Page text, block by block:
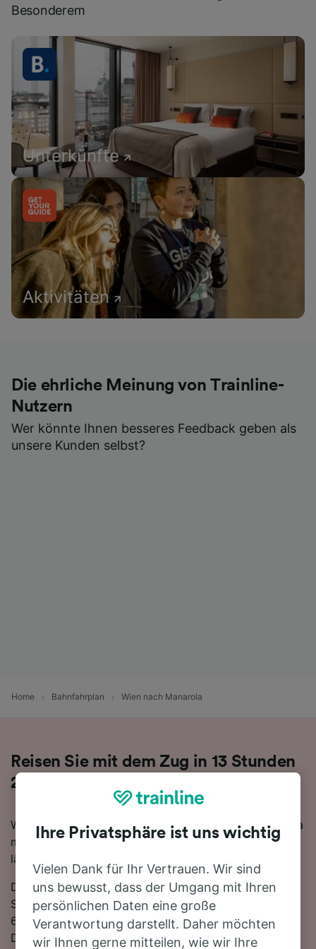
Besonderem
Unterkünfte
Aktivitäten
Die ehrliche Meinung von Trainline-
Nutzern
Wer könnte Ihnen besseres Feedback geben als
unsere Kunden selbst?
Home Bahnfahrplan Wien nach Manarola
Reisen Sie mit dem Zug in 13 Stunden
26 Minuten von Wien nach Manarola
Wenn Sie mehr über die Reise von Wien nach Manarola
mit dem Zug erfahren möchten, suchen Sie nicht
länger!
Die schnellste Reisezeit auf dieser Strecke beträgt 13
Stunden 26 Minuten, wobei etwa 13 Züge am Tag die
685 km zwischen den beiden Bahnhöfen zurücklegen.
Die Fahrt zwischen Wien und Manarola ist trotz
Ihre Privatsphäre ist uns wichtig
Vielen Dank für Ihr Vertrauen. Wir sind
uns bewusst, dass der Umgang mit Ihren
persönlichen Daten eine große
Verantwortung darstellt. Daher möchten
wir Ihnen gerne mitteilen, wie wir Ihre